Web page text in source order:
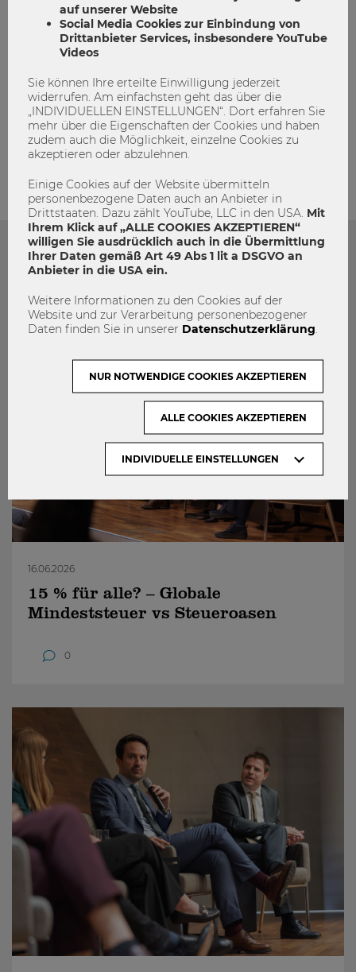
admin
Das könnte dich auch Interessieren
16.06.2026
15 % für alle? – Globale
Mindeststeuer vs Steueroasen
0
auf unserer Website
Social Media Cookies zur Einbindung von
Drittanbieter Services, insbesondere YouTube
Videos
Sie können Ihre erteilte Einwilligung jederzeit
widerrufen. Am einfachsten geht das über die
„INDIVIDUELLEN EINSTELLUNGEN“. Dort erfahren Sie
mehr über die Eigenschaften der Cookies und haben
zudem auch die Möglichkeit, einzelne Cookies zu
akzeptieren oder abzulehnen.
Einige Cookies auf der Website übermitteln
personenbezogene Daten auch an Anbieter in
Drittstaaten. Dazu zählt YouTube, LLC in den USA. Mit
Ihrem Klick auf „ALLE COOKIES AKZEPTIEREN“
willigen Sie ausdrücklich auch in die Übermittlung
Ihrer Daten gemäß Art 49 Abs 1 lit a DSGVO an
Anbieter in die USA ein.
Weitere Informationen zu den Cookies auf der
Website und zur Verarbeitung personenbezogener
Daten finden Sie in unserer Datenschutzerklärung
INDIVIDUELLE EINSTELLUNGEN
NUR NOTWENDIGE COOKIES AKZEPTIEREN
ALLE COOKIES AKZEPTIEREN